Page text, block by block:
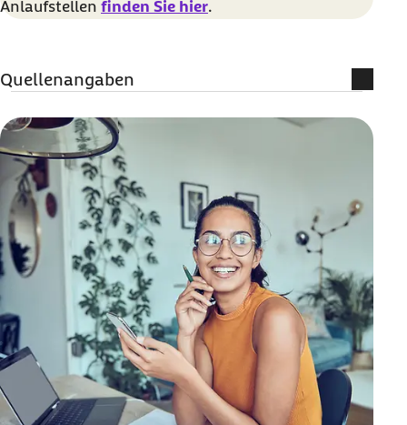
Anlaufstellen finden Sie hier.
Quellenangaben
Digitalstudie der Postbank
Sinus Markt- und Sozialforschung
(www.sinus-institut.de) (Abruf vom
26.05.2025):Umfrage unter Jugendlichen:
Cyber-Mobbing weiter auf dem Vormarsch